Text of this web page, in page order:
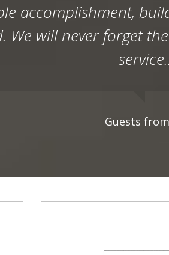
accomplishment,
We will never forget
Guests